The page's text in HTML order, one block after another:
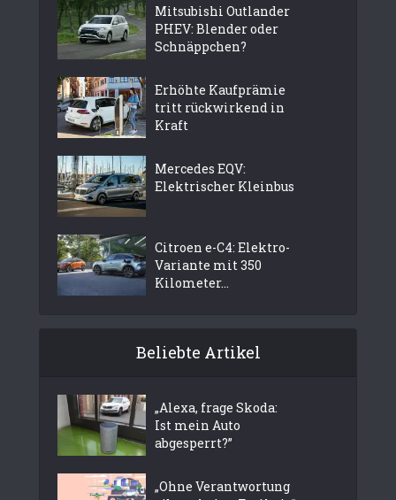
Mitsubishi Outlander
PHEV: Blender oder
Schnäppchen?
Erhöhte Kaufprämie
tritt rückwirkend in
Kraft
Mercedes EQV:
Elektrischer Kleinbus
Citroen e-C4: Elektro-
Variante mit 350
Kilometer...
Beliebte Artikel
„Alexa, frage Skoda:
Ist mein Auto
abgesperrt?”
„Ohne Verantwortung